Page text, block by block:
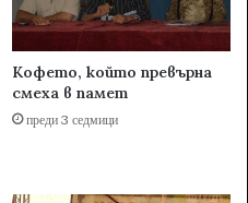
Кофето, който превърна
смеха в памет
преди 3 седмици